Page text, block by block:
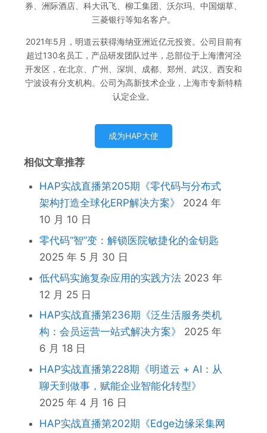
券、洲际酒店、科大讯飞、柳工集团、沃尔玛、中国烟草、
三菱银行等知名客户。
2021年5月，明道云获得海纳亚洲近亿元投资。公司目前有
超过130名员工，产品研发团队过半，总部位于上海漕河泾
开发区，在北京、广州、深圳、成都、郑州、武汉、西安和
宁波设有分支机构。公司为高新技术企业，上海市专新特精
认定企业。
成为HAP大使
相似文章推荐
HAP实战直播第205期《零代码与分布式
架构打造全球化ERP解决方案》
2024 年
10 月 10 日
零代码“智”变：解锁医院敏捷化的金钥匙
2025 年 5 月 30 日
低代码实施复杂应用的实践方法2023 年
12 月 25 日
HAP实战直播第236期《泛生活服务类机
构：会员运营一站式解决方案》
2025 年
6 月 18 日
HAP实战直播第228期《明道云 + AI：从
聊天到做事，赋能企业智能化转型》
2025 年 4 月 16 日
HAP实战直播第202期《Edge边缘采集网